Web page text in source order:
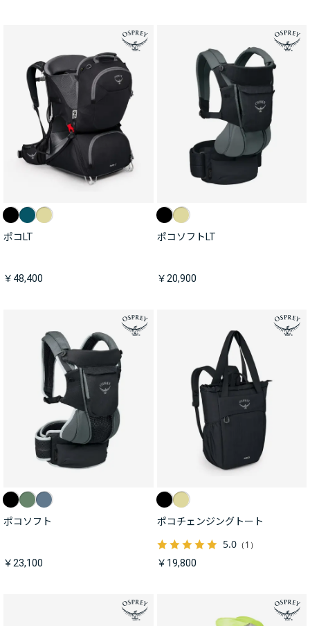
ポコLT
￥48,400
ポコソフトLT
￥20,900
ポコソフト
￥23,100
ポコチェンジングトート
5.0（1）
￥19,800